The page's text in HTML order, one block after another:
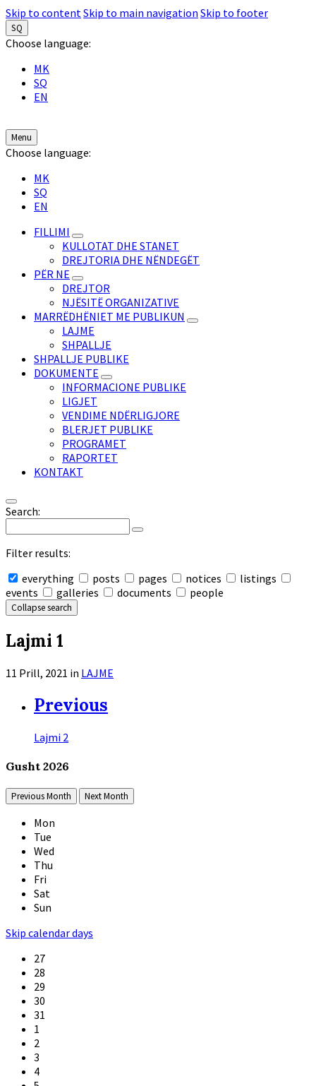
Skip to contentSkip to main navigation Skip to footer
SQ
Choose language:
MK
SQ
EN
Menu
Choose language:
MK
SQ
EN
FILLIMI
KULLOTAT DHE STANET
DREJTORIA DHE NËNDEGËT
PËR NE
DREJTOR
NJËSITË ORGANIZATIVE
MARRËDHËNIET ME PUBLIKUN
LAJME
SHPALLJE
SHPALLJE PUBLIKE
DOKUMENTE
INFORMACIONE PUBLIKE
LIGJET
VENDIME NDËRLIGJORE
BLERJET PUBLIKE
PROGRAMET
RAPORTET
KONTAKT
Search:
Filter results:
everything
posts pages notices
listings
events
galleries documents people
Collapse search
Lajmi 1
11 Prill, 2021 in LAJME
Previous
Lajmi 2
Gusht 2026
Previous Month Next Month
Mon
Tue
Wed
Thu
Fri
Sat
Sun
Skip calendar days
27
28
29
30
31
1
2
3
4